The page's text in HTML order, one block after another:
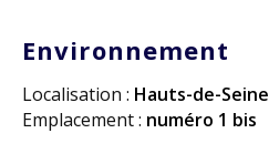
Environnement
Localisation : Hauts-de-Seine
Emplacement : numéro 1 bis